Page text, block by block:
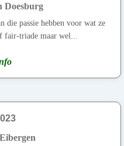
Doesburg
die passie hebben voor wat ze
triade maar wel...